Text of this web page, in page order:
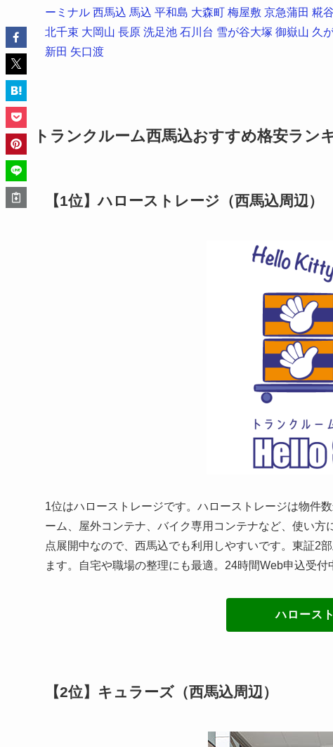
ーミナル 西馬込 馬込 平和島 大森町 梅屋敷 京急蒲田 糀谷
北千束 大岡山 長原 洗足池 石川台 雪が谷大塚 御嶽山 久
新田 矢口渡
トランクルーム西馬込おすすめ格安ラン
【1位】ハローストレージ（西馬込周辺）
1位はハローストレージです。ハローストレージは物件
ーム、屋外コンテナ、バイク専用コンテナなど、使い
点展開中なので、西馬込でも利用しやすいです。東証2
ます。自宅や職場の整理にも最適。24時間Web申込受付
ハロース
【2位】キュラーズ（西馬込周辺）